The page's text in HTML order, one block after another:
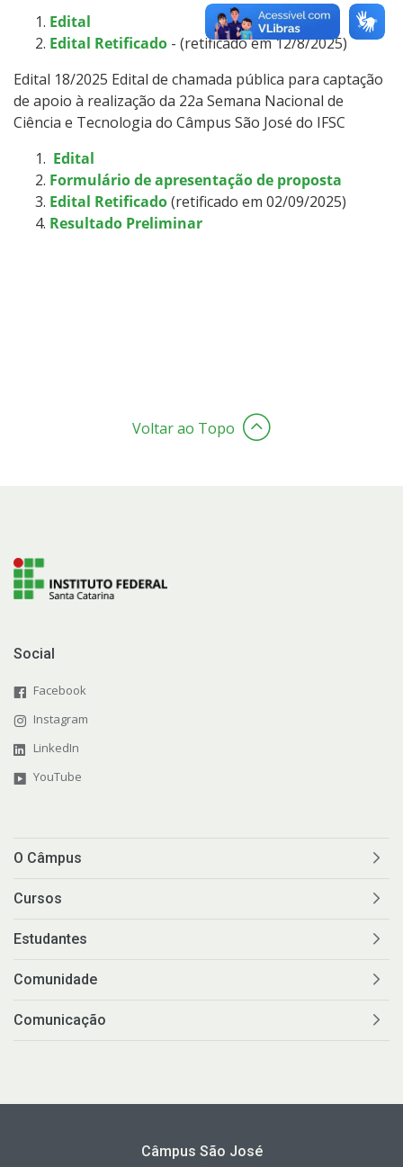
Edital
Edital Retificado - (retificado em 12/8/2025)
Edital 18/2025 Edital de chamada pública para captação
de apoio à realização da 22a Semana Nacional de
Ciência e Tecnologia do Câmpus São José do IFSC
Edital
Formulário de apresentação de proposta
Edital Retificado(retificado em 02/09/2025)
Resultado Preliminar
Voltar ao Topo
Social
Facebook
Instagram
LinkedIn
YouTube
O Câmpus
Cursos
Estudantes
Comunidade
Comunicação
Câmpus São José